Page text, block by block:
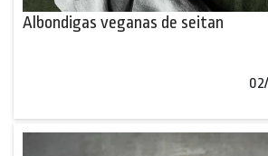
Albondigas veganas de seitan